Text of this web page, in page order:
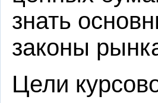
знать
законы
Цели